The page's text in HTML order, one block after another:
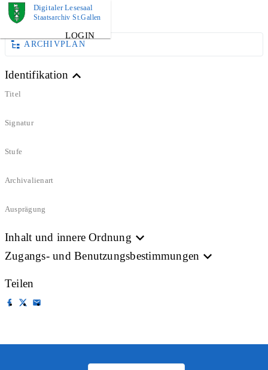
Digitaler Lesesaal
Staatsarchiv St.Gallen
LOGIN
DOKUMENT
ARCHIVPLAN
Identifikation
Titel
Signatur
Stufe
Archivalienart
Ausprägung
Inhalt und innere Ordnung
Zugangs- und Benutzungsbestimmungen
Teilen